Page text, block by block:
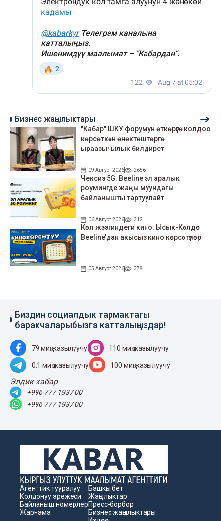
Бизнес жаңылыктары
"Кабар" ШКУ форумун өткөрүүгө колдоо
көрсөткөн өнөктөштөргө
ыраазычылык билдирет
09 Август 2026 2656
Чексиз 5G: Beeline эл аралык
роумингде жаңы муундагы
байланышты тартуулайт
06 Август 2026 312
Көл жээгиндеги кино: Ысык-Көлдө
Beeline’дан акысыз кино көрсөтүлөр
05 Август 2026 378
Биздин социалдык тармактагы
баракчаларыбызга катталыңыздар!
79 миң жазылуучу 110 миң жазылуучу
0.1 миң жазылуучу 100 миң жазылуучу
Элдик кабар
+996 777 1937 00
+996 777 1937 00
Агенттик тууралуу
Колдонуу эрежеси
Байланыш номерлер
Жарнама
Башкы бет
Жаңылыктар
Пресс-борбор
Бизнес жаңылыктары